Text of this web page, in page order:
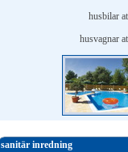
husbilar
husvagnar
sanitär inredning